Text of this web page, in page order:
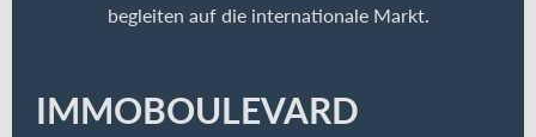
begleiten auf die internationale Markt.
IMMOBOULEVARD